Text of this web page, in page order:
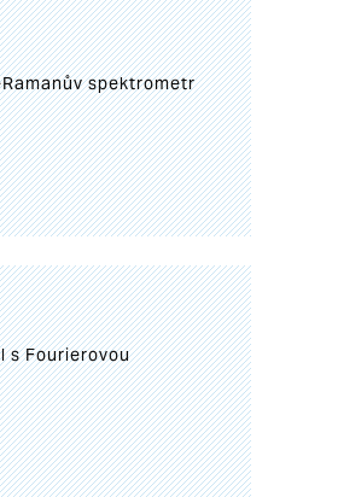
spektrometr
s Fourierovou